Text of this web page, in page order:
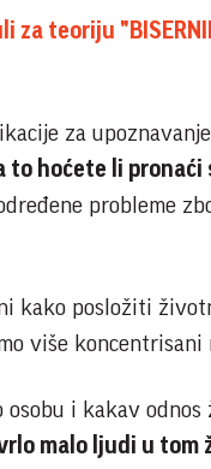
za teoriju
za
hoćete li pronaći
probleme
kako posložiti
više koncentrisani
i kakav
malo ljudi u tom